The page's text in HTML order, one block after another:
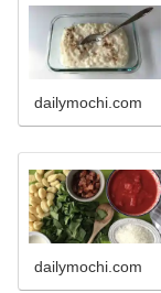
dailymochi.com
dailymochi.com